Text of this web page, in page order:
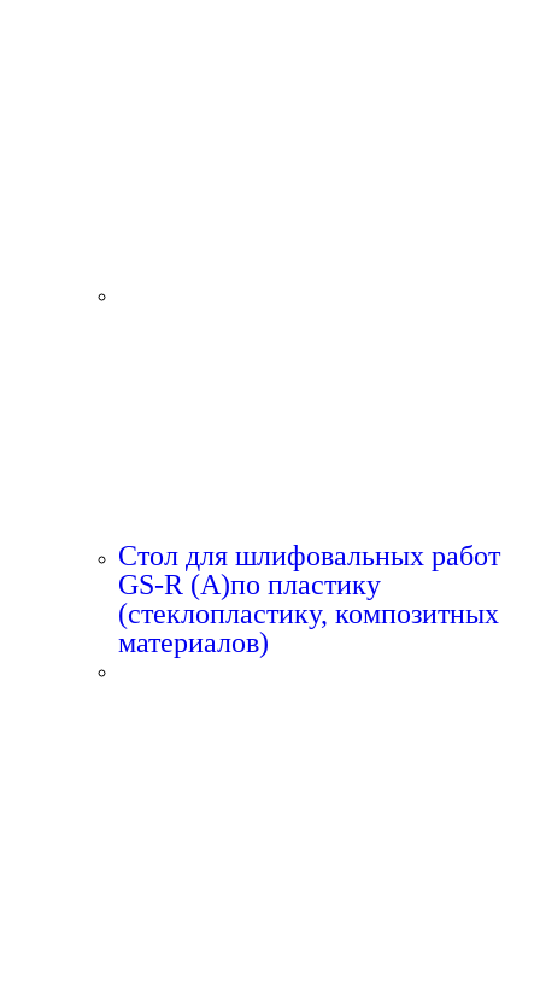
Стол для шлифовальных работ
GS-R (A)по пластику
(стеклопластику, композитных
материалов)